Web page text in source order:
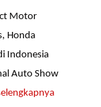
Motor
Honda
Indonesia
Auto Show